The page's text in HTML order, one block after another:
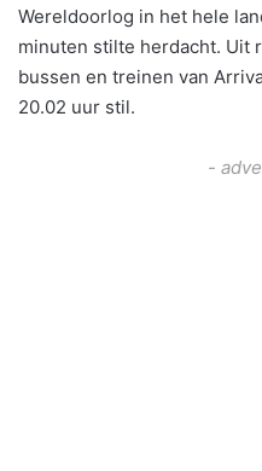
Wereldoorlog in het hele
minuten stilte herdacht. Uit
bussen en treinen van
20.02 uur stil.
-